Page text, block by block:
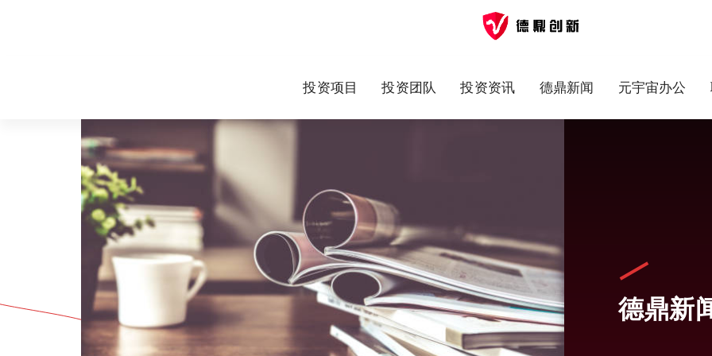
投资项目 投资团队 投资资讯 德鼎新闻 元宇宙办公
德鼎新